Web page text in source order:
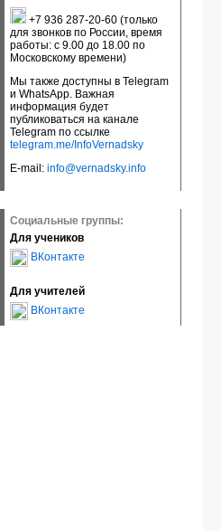
+7 936 287-20-60 (только
для звонков по России, время
работы: с 9.00 до 18.00 по
Московскому времени)
Мы также доступны в Telegram
и WhatsApp. Важная
информация будет
публиковаться на канале
Telegram по ссылке
telegram.me/InfoVernadsky
E-mail: info@vernadsky.info
Социальные группы:
Для учеников
ВКонтакте
Для учителей
ВКонтакте